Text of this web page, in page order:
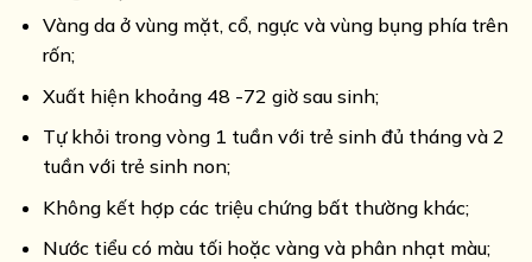
Vàng da ở vùng mặt, cổ, ngực và vùng bụng phía trên
rốn;
Xuất hiện khoảng 48 -72 giờ sau sinh;
Tự khỏi trong vòng 1 tuần với trẻ sinh đủ tháng và 2
tuần với trẻ sinh non;
Không kết hợp các triệu chứng bất thường khác;
Nước tiểu có màu tối hoặc vàng và phân nhạt màu;